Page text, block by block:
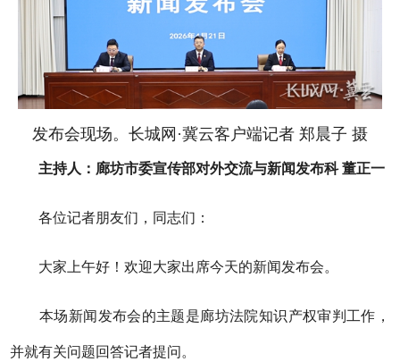
发布会现场。长城网·冀云客户端记者 郑晨子 摄
主持人：廊坊市委宣传部对外交流与新闻发布科 董正一
各位记者朋友们，同志们：
大家上午好！欢迎大家出席今天的新闻发布会。
本场新闻发布会的主题是廊坊法院知识产权审判工作，
并就有关问题回答记者提问。